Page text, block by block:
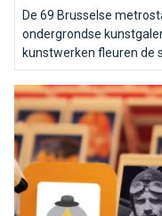
De 69 Brusselse
ondergrondse
kunstwerken fleuren de
De onbekenden van de